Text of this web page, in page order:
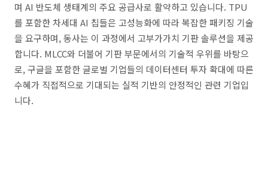
며 AI 반도체 생태계의 주요 공급사로 활약하고 있습니다. TPU
를 포함한 차세대 AI 칩들은 고성능화에 따라 복잡한 패키징 기술
을 요구하며, 동사는 이 과정에서 고부가가치 기판 솔루션을 제공
합니다. MLCC와 더불어 기판 부문에서의 기술적 우위를 바탕으
로, 구글을 포함한 글로벌 기업들의 데이터센터 투자 확대에 따른
수혜가 직접적으로 기대되는 실적 기반의 안정적인 관련 기업입
니다.